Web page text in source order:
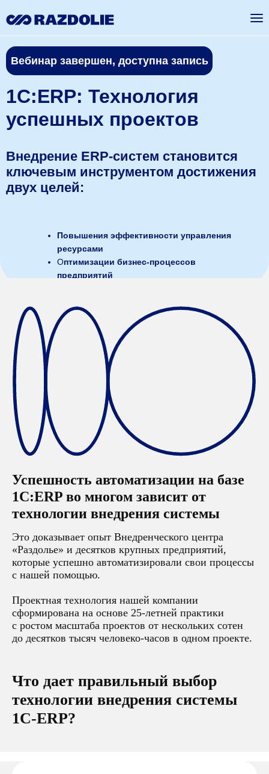
1С:ERP: Технология
успешных проектов
Вебинар завершен, доступна запись
Повышения эффективности управления
ресурсами
Оптимизации бизнес-процессов
предприятий
Внедрение ERP-систем становится
ключевым инструментом достижения
двух целей:
Успешность автоматизации на базе
1С:ERP во многом зависит от
технологии внедрения системы
Это доказывает опыт Внедренческого центра
«Раздолье» и десятков крупных предприятий,
которые успешно автоматизировали свои процессы
с нашей помощью.
Проектная технология нашей компании
сформирована на основе 25-летней практики
с ростом масштаба проектов от нескольких сотен
до десятков тысяч человеко-часов в одном проекте.
Что дает правильный выбор
технологии внедрения системы
1С-ERP?